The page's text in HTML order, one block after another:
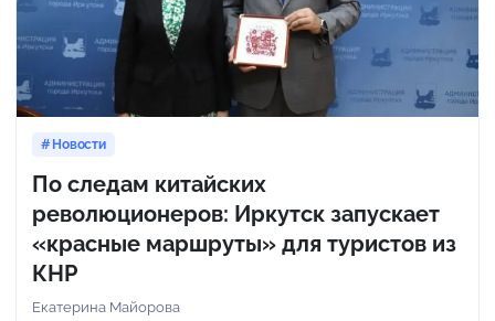
Новости
По следам китайских
революционеров: Иркутск запускает
«красные маршруты» для туристов из
КНР
Екатерина Майорова